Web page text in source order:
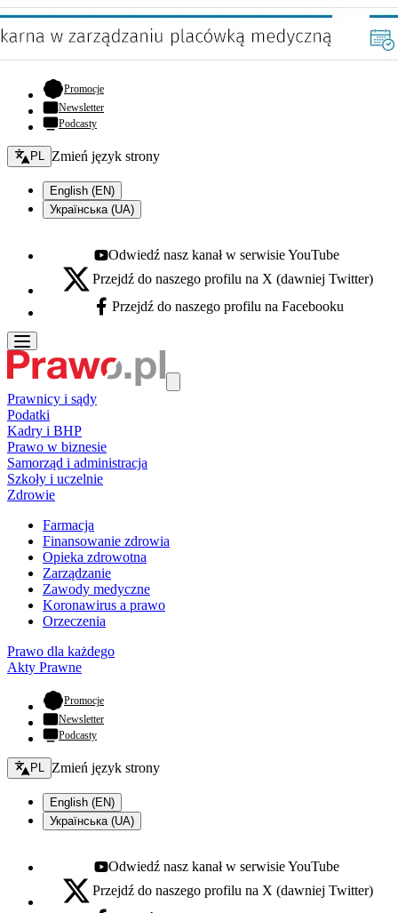
Promocje- otwiera się w nowej karcie
Newsletter
Podcasty
Zmień język - bieżący:
PL Zmień język strony
English (EN)
Українська (UA)
Youtube - otwiera się w nowej karcie
Odwiedź nasz kanał w serwisie YouTube
X - otwiera się w nowej karcie
Przejdź do naszego profilu na X (dawniej Twitter)
Facebook - otwiera się w nowej karcie
Przejdź do naszego profilu na Facebooku
Prawnicy i sądy
Podatki
Kadry i BHP
Prawo w biznesie
Samorząd i administracja
Szkoły i uczelnie
Zdrowie
Farmacja
Finansowanie zdrowia
Opieka zdrowotna
Zarządzanie
Zawody medyczne
Koronawirus a prawo
Orzeczenia
Prawo dla każdego
Akty Prawne
Promocje- otwiera się w nowej karcie
Newsletter
Podcasty
Zmień język - bieżący:
PL Zmień język strony
English (EN)
Українська (UA)
Youtube - otwiera się w nowej karcie
Odwiedź nasz kanał w serwisie YouTube
X - otwiera się w nowej karcie
Przejdź do naszego profilu na X (dawniej Twitter)